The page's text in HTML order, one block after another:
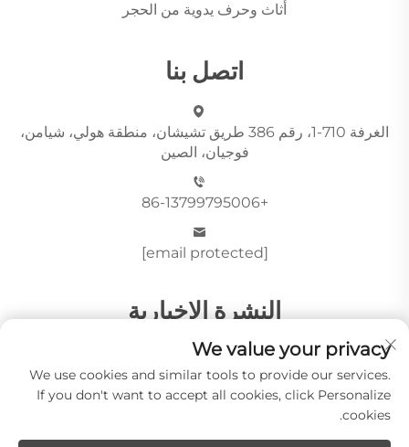
أثاث وحرف يدوية من الحجر
اتصل بنا
الغرفة 710-1، رقم 386 طريق تشيشان، منطقة هولي، شيامن،
فوجيان، الصين
+86-13799795006
[email protected]
النشرة الإخبارية
أرسِل
We value your privacy
We use cookies and similar tools to provide our services.
If you don't want to accept all cookies, click Personalize
cookies.